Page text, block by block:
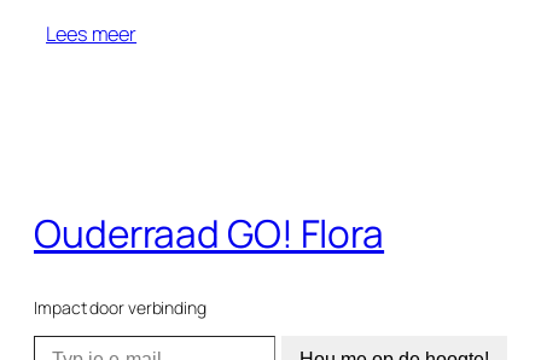
Lees meer
Ouderraad GO! Flora
Impact door verbinding
Typ je e-mail…